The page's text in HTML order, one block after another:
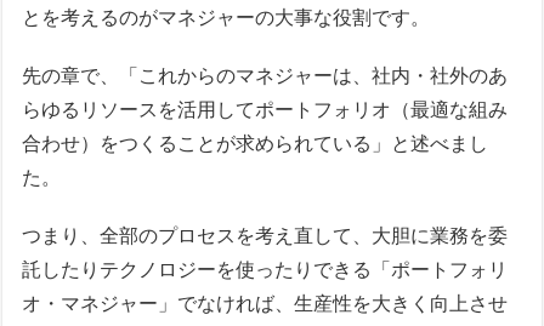
とを考えるのがマネジャーの大事な役割です。
先の章で、「これからのマネジャーは、社内・社外のあ
らゆるリソースを活用してポートフォリオ（最適な組み
合わせ）をつくることが求められている」と述べまし
た。
つまり、全部のプロセスを考え直して、大胆に業務を委
託したりテクノロジーを使ったりできる「ポートフォリ
オ・マネジャー」でなければ、生産性を大きく向上させ